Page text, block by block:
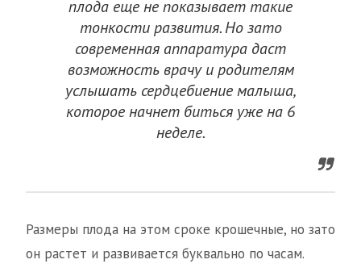
плода еще не показывает такие
тонкости развития. Но зато
современная аппаратура даст
возможность врачу и родителям
услышать сердцебиение малыша,
которое начнет биться уже на 6
неделе.
Размеры плода на этом сроке крошечные, но зато
он растет и развивается буквально по часам.